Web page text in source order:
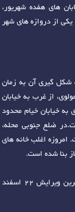
های هفده شهریور،
از دروازه های شهر
شکل گیری آن به زمان
از غرب به خیابان
خیابان خیام محدود
ضلع جنوبی محله،
امروزه اغلب خانه های
بنا شده است.
این مطلب پیوسته در حال بروزرسانی است - آخرین ویرایش 22 اسفند